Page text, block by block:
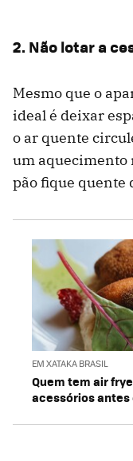
2. Não lotar a
Mesmo que o
ideal é deixar
o ar quente
um aquecimento
pão fique quente
EM XATAKA BRASIL
Quem tem air
acessórios antes